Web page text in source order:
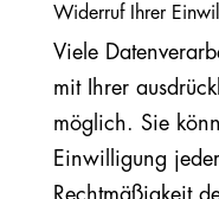
Widerruf Ihrer
Viele
mit Ihrer
möglich. Sie
Einwilligung
Rechtmäßigkeit